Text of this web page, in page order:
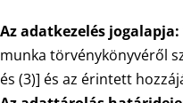
Az adatkezelés jogalapja:
munka törvénykönyvéről
és (3)] és az érintett